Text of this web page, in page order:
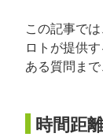
この記事で
ロトが提供
ある質問まで
時間距